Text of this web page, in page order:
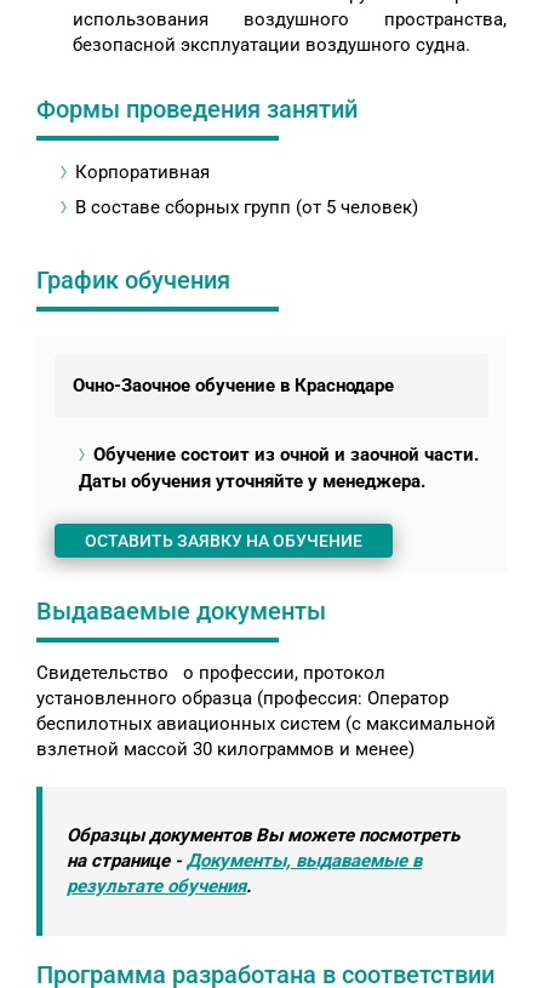
использования воздушного пространства,
безопасной эксплуатации воздушного судна.
Формы проведения занятий
Корпоративная
В составе сборных групп (от 5 человек)
График обучения
Очно-Заочное обучение в Краснодаре
Обучение состоит из очной и заочной части.
Даты обучения уточняйте у менеджера.
ОСТАВИТЬ ЗАЯВКУ НА ОБУЧЕНИЕ
Выдаваемые документы
Свидетельство о профессии, протокол
установленного образца (профессия: Оператор
беспилотных авиационных систем (с максимальной
взлетной массой 30 килограммов и менее)
Образцы документов Вы можете посмотреть
на странице -Документы, выдаваемые в
результате обучения.
Программа разработана в соответствии